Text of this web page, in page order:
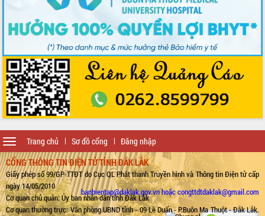
Trang chủ Sơ đồ cổng Đăng nhập
Toggle
navigation
CỔNG THÔNG TIN ĐIỆN TỬ TỈNH ĐẮK LẮK
Giấy phép số 99/GP-TTĐT do Cục QL Phát thanh Truyền hình và Thông tin Điện tử cấp
ngày 14/05/2010
Cơ quan chủ quản: Ủy ban nhân dân tỉnh Đắk Lắk
Cơ quan thường trực: Văn phòng UBND tỉnh - 09 Lê Duẩn - P.Buôn Ma Thuột - Đắk Lắk.
banbientap@daklak.gov.vn hoặc congttdtdaklak@gmail.com